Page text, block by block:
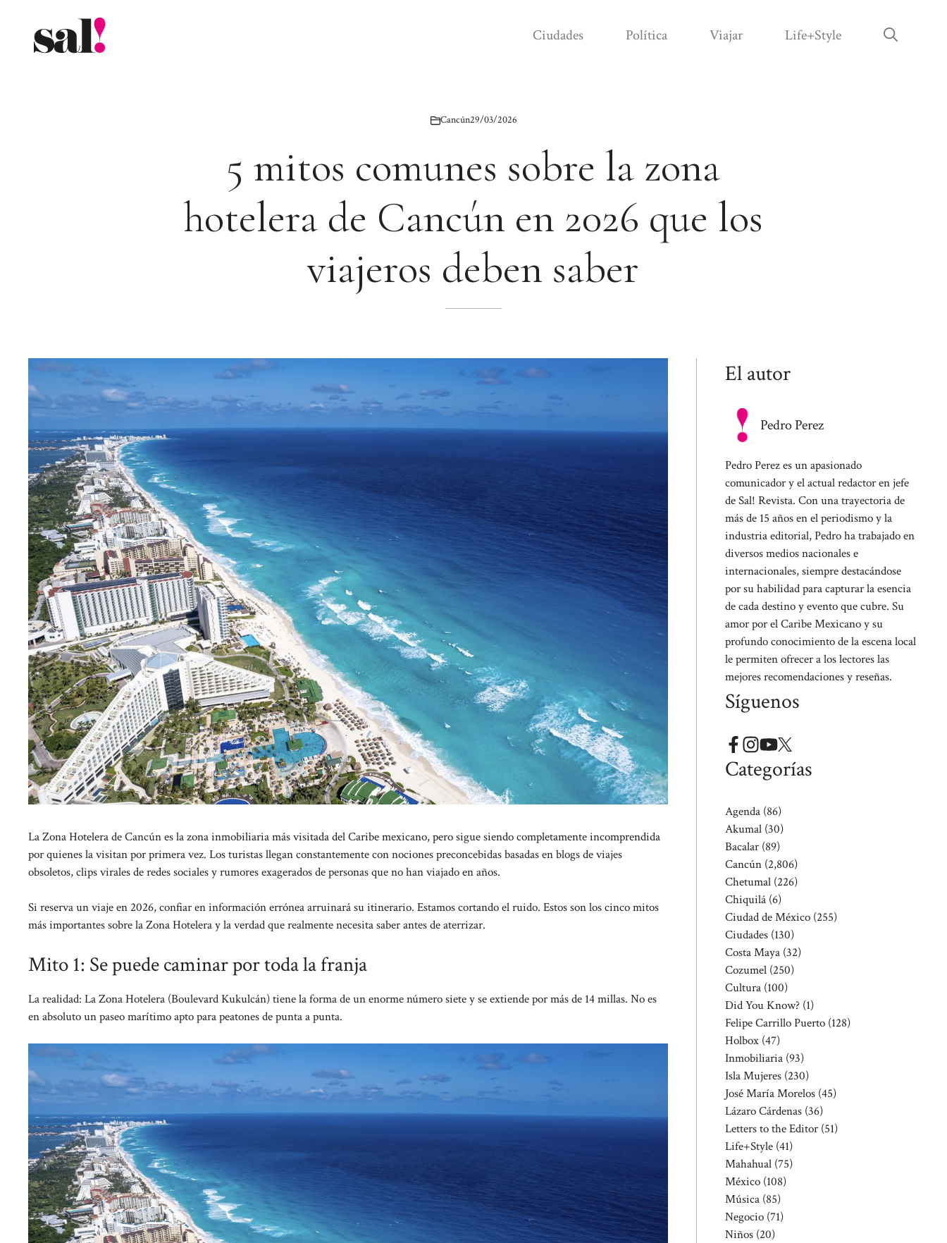
contenido
Ciudades Política Viajar Life+Style
Cancún29/03/2026
5 mitos comunes sobre la zona
hotelera de Cancún en 2026 que los
viajeros deben saber
La Zona Hotelera de Cancún es la zona inmobiliaria más visitada del Caribe mexicano, pero sigue siendo completamente incomprendida
por quienes la visitan por primera vez. Los turistas llegan constantemente con nociones preconcebidas basadas en blogs de viajes
obsoletos, clips virales de redes sociales y rumores exagerados de personas que no han viajado en años.
Si reserva un viaje en 2026, confiar en información errónea arruinará su itinerario. Estamos cortando el ruido. Estos son los cinco mitos
más importantes sobre la Zona Hotelera y la verdad que realmente necesita saber antes de aterrizar.
Mito 1: Se puede caminar por toda la franja
La realidad: La Zona Hotelera (Boulevard Kukulcán) tiene la forma de un enorme número siete y se extiende por más de 14 millas. No es
en absoluto un paseo marítimo apto para peatones de punta a punta.
El autor
Pedro Perez
Pedro Perez es un apasionado
comunicador y el actual redactor en jefe
de Sal! Revista. Con una trayectoria de
más de 15 años en el periodismo y la
industria editorial, Pedro ha trabajado en
diversos medios nacionales e
internacionales, siempre destacándose
por su habilidad para capturar la esencia
de cada destino y evento que cubre. Su
amor por el Caribe Mexicano y su
profundo conocimiento de la escena local
le permiten ofrecer a los lectores las
mejores recomendaciones y reseñas.
Síguenos
Categorías
Agenda (86)
Akumal (30)
Bacalar (89)
Cancún (2,806)
Chetumal (226)
Chiquilá (6)
Ciudad de México (255)
Ciudades (130)
Costa Maya (32)
Cozumel (250)
Cultura (100)
Did You Know? (1)
Felipe Carrillo Puerto (128)
Holbox (47)
Inmobiliaria (93)
Isla Mujeres (230)
José María Morelos (45)
Lázaro Cárdenas (36)
Letters to the Editor (51)
Life+Style (41)
Mahahual (75)
México (108)
Música (85)
Negocio (71)
Niños (20)